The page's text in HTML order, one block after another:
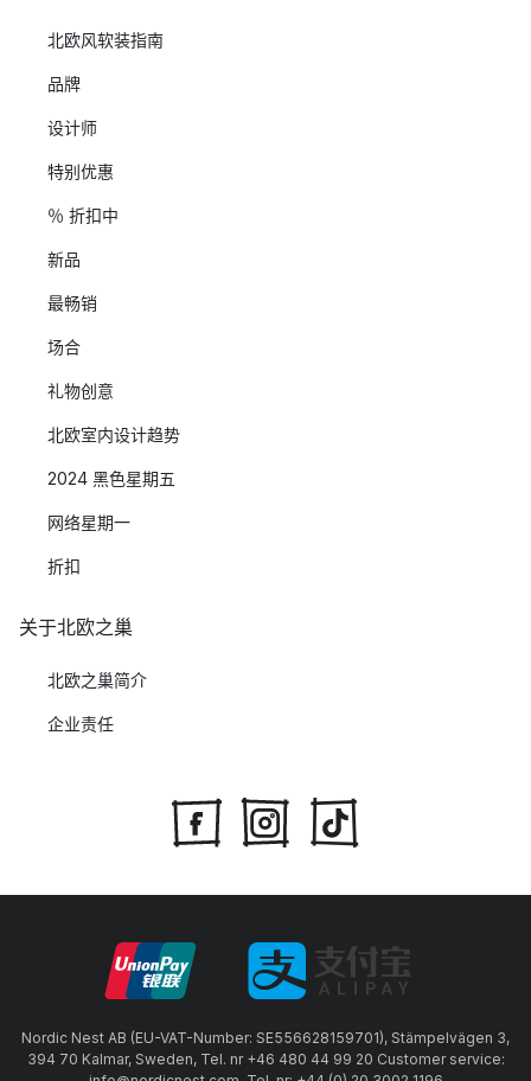
北欧风软装指南
品牌
设计师
特别优惠
％ 折扣中
新品
最畅销
场合
礼物创意
北欧室内设计趋势
2024 黑色星期五
网络星期一
折扣
关于北欧之巢
北欧之巢简介
企业责任
Nordic Nest AB (EU-VAT-Number: SE556628159701), Stämpelvägen 3,
394 70 Kalmar, Sweden, Tel. nr +46 480 44 99 20 Customer service: